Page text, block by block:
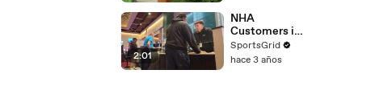
After 146 Day
Strike
2:01
NHA
Customers in
Limbo as
Company
SportsGrid
hace 3 años